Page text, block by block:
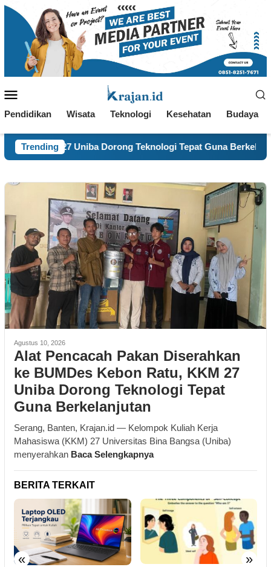
Loncat
Mobile
Pendidikan Wisata Teknologi Kesehatan Budaya
Trending
27 Uniba Dorong Teknologi Tepat Guna Berkelanjutan
Agustus 10, 2026
Alat Pencacah Pakan Diserahkan
ke BUMDes Kebon Ratu, KKM 27
Uniba Dorong Teknologi Tepat
Guna Berkelanjutan
Serang, Banten, Krajan.id — Kelompok Kuliah Kerja
Mahasiswa (KKM) 27 Universitas Bina Bangsa (Uniba)
menyerahkan Baca Selengkapnya
BERITA TERKAIT
« »